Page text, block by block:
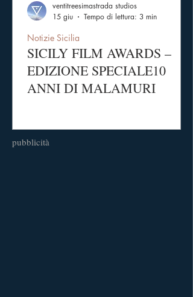
SICILY FILM AWARDS –
EDIZIONE SPECIALE10
ANNI DI MALAMURI
Notizie Sicilia
ventitreesimastrada studios
15 giu
Tempo di lettura: 3 min
pubblicità